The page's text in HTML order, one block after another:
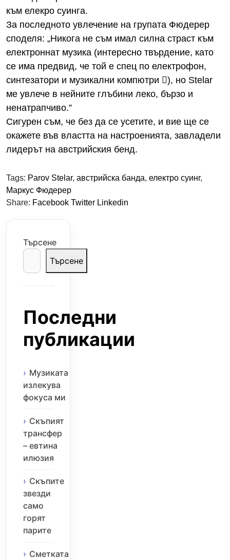
към елекро суинга.
За последното увлечение на групата Фюдерер
споделя: „Никога не съм имал силна страст към
електроннат музика (интересно твърдение, като
се има предвид, че той е спец по електрофон,
синтезатори и музикални компютри ), но Stelar
ме увлече в нейните глъбини леко, бързо и
ненатрапчиво.”
Сигурен съм, че без да се усетите, и вие ще се
окажете във властта на настроенията, завладели
лидерът на австрийския бенд.
Tags: Parov Stelar, австрийска банда, електро суинг,
Маркус Фюдерер
Share: Facebook Twitter Linkedin
Търсене
Търсене
Последни
публикации
Музиката
излекува
фокуса ми
Скъпият
трансфер
– евтина
илюзия
Скъпите
звезди
само
горят
парите
Сметката